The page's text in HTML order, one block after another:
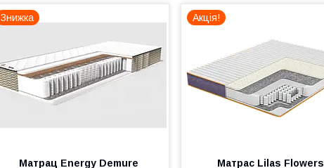
Знижка
Матрац Energy Demure
Акція!
Матраc Lilas Flowers